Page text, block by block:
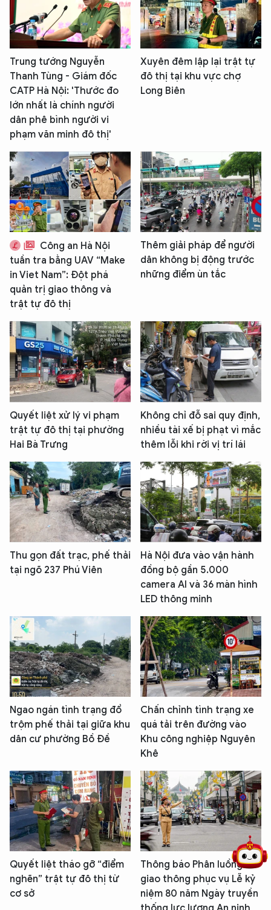
Trung tướng Nguyễn
Thanh Tùng - Giám đốc
CATP Hà Nội: 'Thước đo
lớn nhất là chính người
dân phê bình người vi
phạm văn minh đô thị'
Xuyên đêm lập lại trật tự
đô thị tại khu vực chợ
Long Biên
Công an Hà Nội
tuần tra bằng UAV “Make
in Viet Nam”: Đột phá
quản trị giao thông và
trật tự đô thị
Thêm giải pháp để người
dân không bị động trước
những điểm ùn tắc
Quyết liệt xử lý vi phạm
trật tự đô thị tại phường
Hai Bà Trưng
Không chỉ đỗ sai quy định,
nhiều tài xế bị phạt vì mắc
thêm lỗi khi rời vị trí lái
Thu gọn đất trạc, phế thải
tại ngõ 237 Phú Viên
Hà Nội đưa vào vận hành
đồng bộ gần 5.000
camera AI và 36 màn hình
LED thông minh
Ngao ngán tình trạng đổ
trộm phế thải tại giữa khu
dân cư phường Bồ Đề
Chấn chỉnh tình trạng xe
quá tải trên đường vào
Khu công nghiệp Nguyên
Khê
Quyết liệt tháo gỡ “điểm
nghẽn” trật tự đô thị từ
cơ sở
Thông báo Phân luồng
giao thông phục vụ Lễ kỷ
niệm 80 năm Ngày truyền
5 điểm nghẽn của Hà Nội giải pháp xử lý điểm nghẽn của